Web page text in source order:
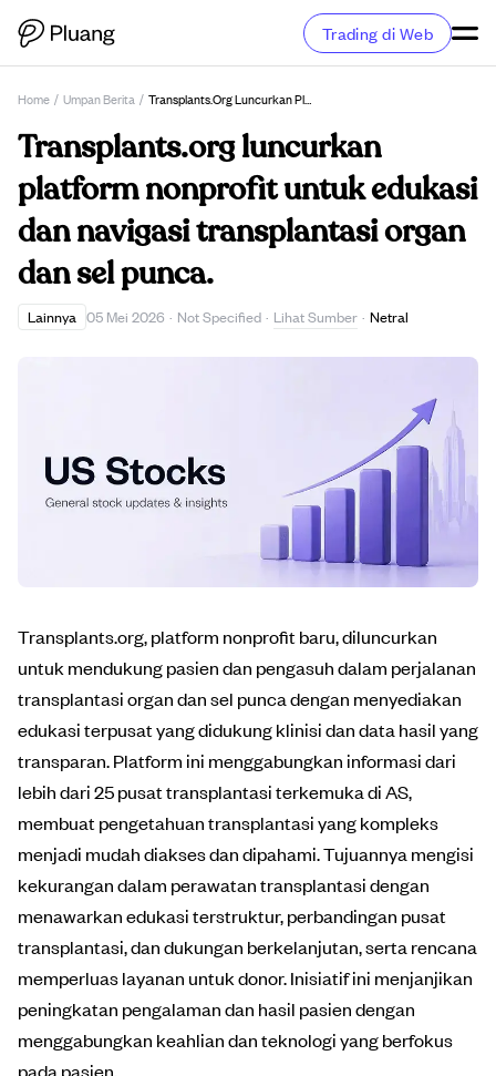
Trading di Web
Home / Umpan Berita / Transplants.org Luncurkan Platform Nonprofit Untuk Edukasi Dan Navigasi Transplantasi Organ Dan Sel Punca.
Transplants.org luncurkan
platform nonprofit untuk edukasi
dan navigasi transplantasi organ
dan sel punca.
Lainnya 05 Mei 2026 · Not Specified · Lihat Sumber · Netral
Transplants.org, platform nonprofit baru, diluncurkan
untuk mendukung pasien dan pengasuh dalam perjalanan
transplantasi organ dan sel punca dengan menyediakan
edukasi terpusat yang didukung klinisi dan data hasil yang
transparan. Platform ini menggabungkan informasi dari
lebih dari 25 pusat transplantasi terkemuka di AS,
membuat pengetahuan transplantasi yang kompleks
menjadi mudah diakses dan dipahami. Tujuannya mengisi
kekurangan dalam perawatan transplantasi dengan
menawarkan edukasi terstruktur, perbandingan pusat
transplantasi, dan dukungan berkelanjutan, serta rencana
memperluas layanan untuk donor. Inisiatif ini menjanjikan
peningkatan pengalaman dan hasil pasien dengan
menggabungkan keahlian dan teknologi yang berfokus
pada pasien.